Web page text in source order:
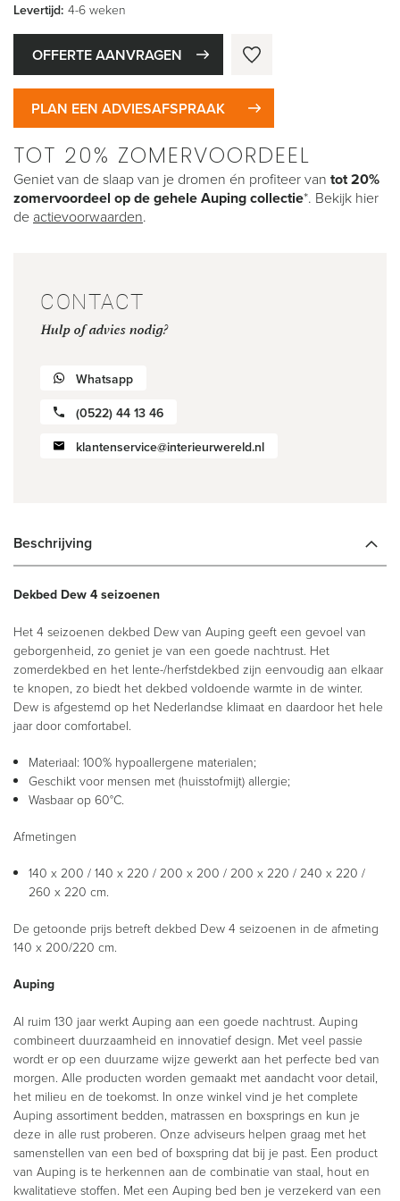
Levertijd: 4-6 weken
OFFERTE AANVRAGEN
PLAN EEN ADVIESAFSPRAAK
TOT 20% ZOMERVOORDEEL
Geniet van de slaap van je dromen én profiteer van tot 20%
zomervoordeel op de gehele Auping collectie*. Bekijk hier
de actievoorwaarden.
CONTACT
Hulp of advies nodig?
Whatsapp
(0522) 44 13 46
klantenservice@interieurwereld.nl
Beschrijving
Dekbed Dew 4 seizoenen
Het 4 seizoenen dekbed Dew van Auping geeft een gevoel van
geborgenheid, zo geniet je van een goede nachtrust. Het
zomerdekbed en het lente-/herfstdekbed zijn eenvoudig aan elkaar
te knopen, zo biedt het dekbed voldoende warmte in de winter.
Dew is afgestemd op het Nederlandse klimaat en daardoor het hele
jaar door comfortabel.
Materiaal: 100% hypoallergene materialen;
Geschikt voor mensen met (huisstofmijt) allergie;
Wasbaar op 60°C.
Afmetingen
140 x 200 / 140 x 220 / 200 x 200 / 200 x 220 / 240 x 220 /
260 x 220 cm.
De getoonde prijs betreft dekbed Dew 4 seizoenen in de afmeting
140 x 200/220 cm.
Auping
Al ruim 130 jaar werkt Auping aan een goede nachtrust. Auping
combineert duurzaamheid en innovatief design. Met veel passie
wordt er op een duurzame wijze gewerkt aan het perfecte bed van
morgen. Alle producten worden gemaakt met aandacht voor detail,
het milieu en de toekomst. In onze winkel vind je het complete
Auping assortiment bedden, matrassen en boxsprings en kun je
deze in alle rust proberen. Onze adviseurs helpen graag met het
samenstellen van een bed of boxspring dat bij je past. Een product
van Auping is te herkennen aan de combinatie van staal, hout en
kwalitatieve stoffen. Met een Auping bed ben je verzekerd van een